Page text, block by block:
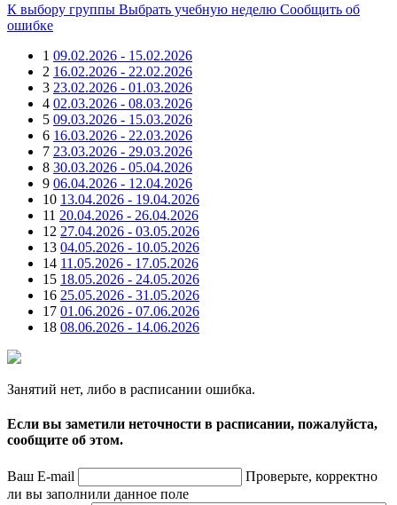
К выбору группы Выбрать учебную неделю Сообщить об
ошибке
1 09.02.2026 - 15.02.2026
2 16.02.2026 - 22.02.2026
3 23.02.2026 - 01.03.2026
4 02.03.2026 - 08.03.2026
5 09.03.2026 - 15.03.2026
6 16.03.2026 - 22.03.2026
7 23.03.2026 - 29.03.2026
8 30.03.2026 - 05.04.2026
9 06.04.2026 - 12.04.2026
10 13.04.2026 - 19.04.2026
11 20.04.2026 - 26.04.2026
12 27.04.2026 - 03.05.2026
13 04.05.2026 - 10.05.2026
14 11.05.2026 - 17.05.2026
15 18.05.2026 - 24.05.2026
16 25.05.2026 - 31.05.2026
17 01.06.2026 - 07.06.2026
18 08.06.2026 - 14.06.2026
Занятий нет, либо в расписании ошибка.
Если вы заметили неточности в расписании, пожалуйста,
сообщите об этом.
Ваш E-mail
Проверьте, корректно
ли вы заполнили данное поле